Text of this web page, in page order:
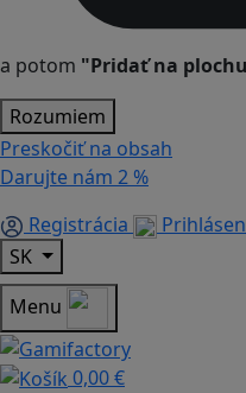
a potom "Pridať na
Rozumiem
Preskočiť na obsah
Darujte nám 2 %
Registrácia
SK
Menu
0,00 €